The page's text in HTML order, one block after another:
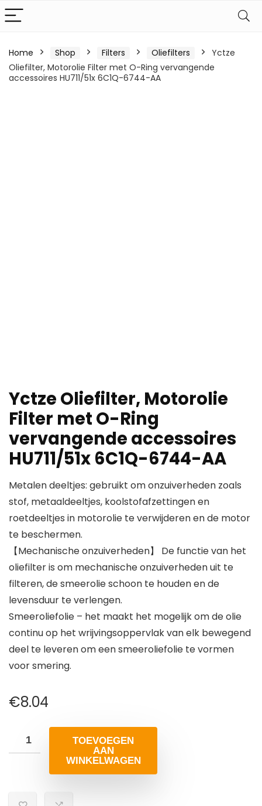
Home Shop Filters Oliefilters
Yctze
Oliefilter, Motorolie Filter met O-Ring vervangende
accessoires HU711/51x 6C1Q-6744-AA
Yctze Oliefilter, Motorolie
Filter met O-Ring
vervangende accessoires
HU711/51x 6C1Q-6744-AA
Metalen deeltjes: gebruikt om onzuiverheden zoals
stof, metaaldeeltjes, koolstofafzettingen en
roetdeeltjes in motorolie te verwijderen en de motor
te beschermen.
【Mechanische onzuiverheden】 De functie van het
oliefilter is om mechanische onzuiverheden uit te
filteren, de smeerolie schoon te houden en de
levensduur te verlengen.
Smeeroliefolie – het maakt het mogelijk om de olie
continu op het wrijvingsoppervlak van elk bewegend
deel te leveren om een smeeroliefolie te vormen
voor smering.
€8.04
TOEVOEGEN
AAN
WINKELWAGEN